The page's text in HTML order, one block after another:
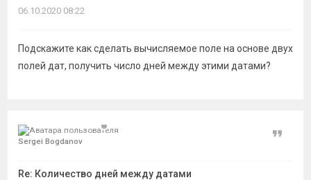
06.10.2020 08:22
Подскажите как сделать вычисляемое поле на основе двух
полей дат, получить число дней между этими датами?
Sergei Bogdanov
Re: Количество дней между датами
Цитата